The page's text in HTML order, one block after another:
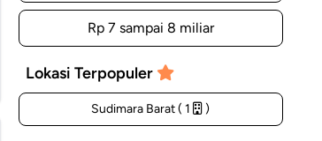
Rp 7 sampai 8 miliar
Lokasi Terpopuler
Sudimara Barat ( 1 )